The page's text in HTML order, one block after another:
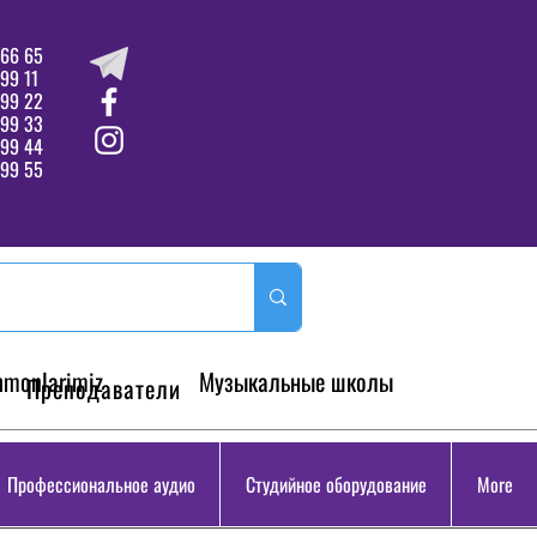
65
11
22
33
44
55
Преподаватели Музыкальные школы
Профессиональное аудио Студийное оборудование More